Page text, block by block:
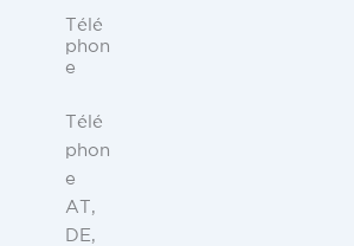
Télé
phon
e
Télé
phon
e
AT,
DE,